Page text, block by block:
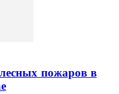
пожаров в